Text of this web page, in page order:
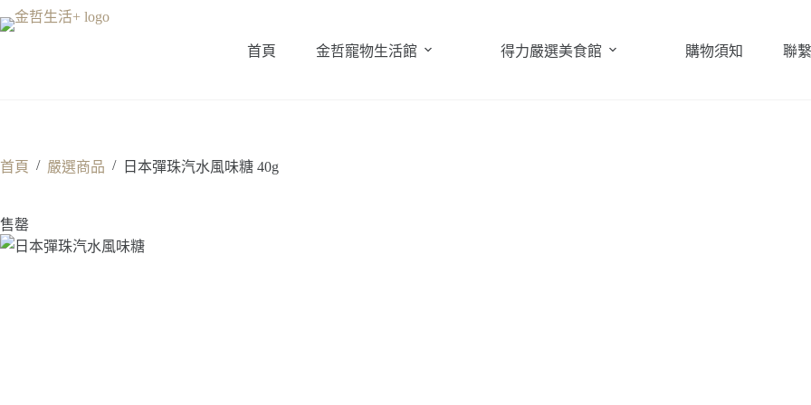
至
首頁 金哲寵物生活館 得力嚴選美食館 購物須知 聯
首頁 / 嚴選商品 / 日本彈珠汽水風味糖 40g
售罄